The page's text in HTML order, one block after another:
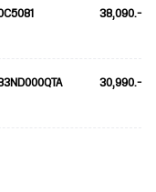
38,090.-
30,990.-